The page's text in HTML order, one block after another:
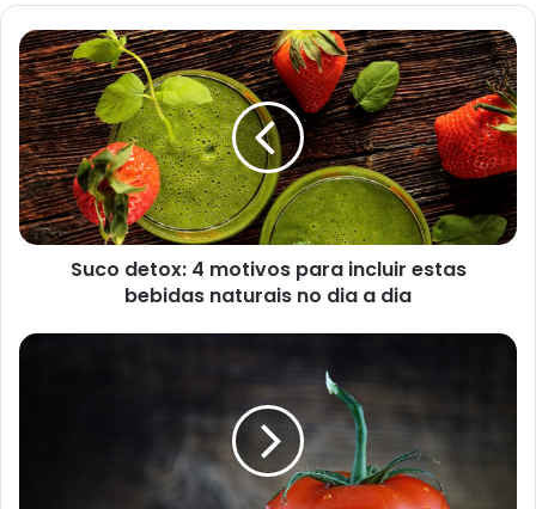
O problema é que, como não dá para esfregar, se a
limpeza não for recorrente, além de manchar, a parte
interna fica encardida. Nesse caso, somente o detergente
pode não resolver tão bem e, para isso, temos uma
solução prática, confira.
Suco detox: 4 motivos para incluir estas
bebidas naturais no dia a dia